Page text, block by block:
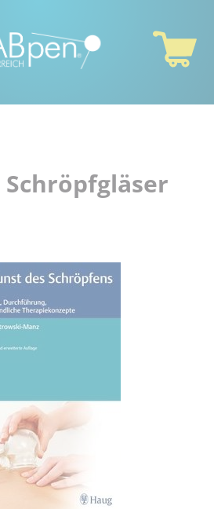
Schröpfgläser